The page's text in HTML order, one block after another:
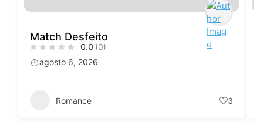
Match Desfeito
0.0 (0)
agosto 6, 2026
Romance 3